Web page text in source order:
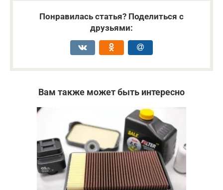
Понравилась статья? Поделиться с
друзьями:
Вам также может быть интересно